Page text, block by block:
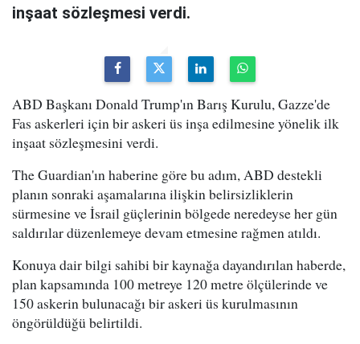
inşaat sözleşmesi verdi.
ABD Başkanı Donald Trump'ın Barış Kurulu, Gazze'de
Fas askerleri için bir askeri üs inşa edilmesine yönelik ilk
inşaat sözleşmesini verdi.
The Guardian'ın haberine göre bu adım, ABD destekli
planın sonraki aşamalarına ilişkin belirsizliklerin
sürmesine ve İsrail güçlerinin bölgede neredeyse her gün
saldırılar düzenlemeye devam etmesine rağmen atıldı.
Konuya dair bilgi sahibi bir kaynağa dayandırılan haberde,
plan kapsamında 100 metreye 120 metre ölçülerinde ve
150 askerin bulunacağı bir askeri üs kurulmasının
öngörüldüğü belirtildi.